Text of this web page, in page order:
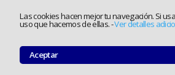
Las cookies hacen mejor tu navegación. Si
uso que hacemos de ellas.-Ver detalles
Aceptar